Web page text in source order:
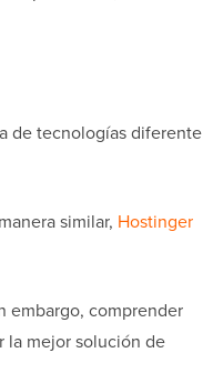
de tecnologías diferente
similar, Hostinger
embargo, comprender
la mejor solución de